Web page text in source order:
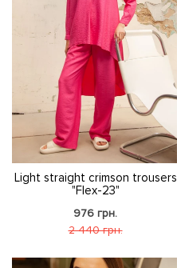
Light straight crimson trousers
"Flex-23"
976 грн.
2 440 грн.